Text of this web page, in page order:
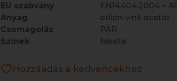
EU szabvány
EN14404:2004 +
Anyag
etilén-vinil-acetát
Csomagolás
PÁR
Színek
fekete
Hozzáadás a kedvencekhez